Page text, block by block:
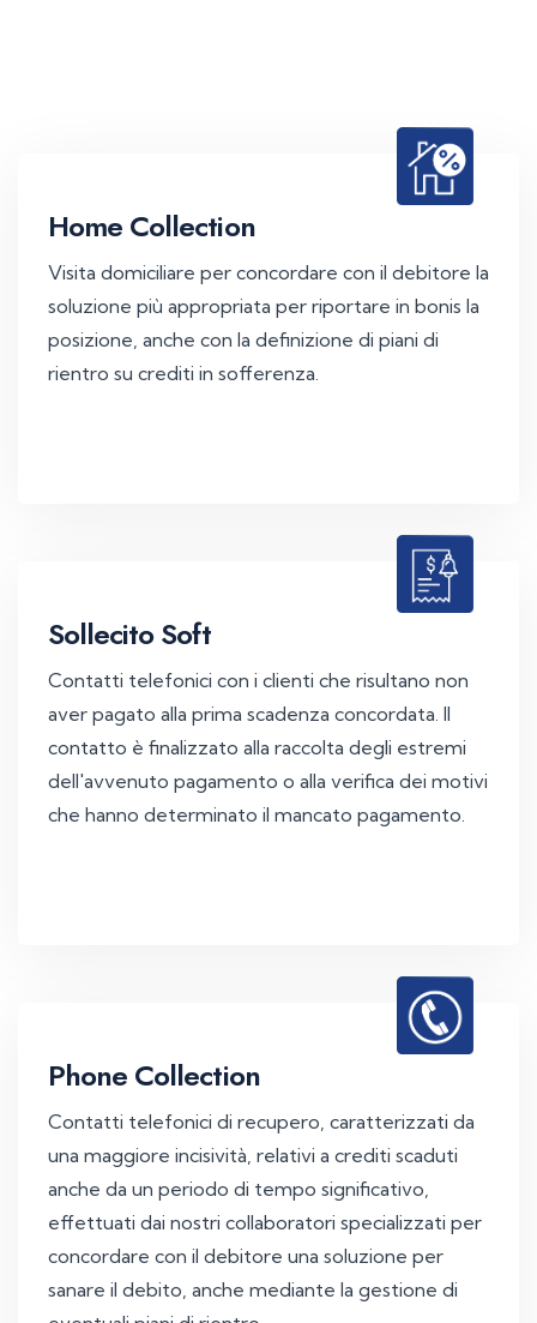
Home Collection
Visita domiciliare per concordare con il debitore la
soluzione più appropriata per riportare in bonis la
posizione, anche con la definizione di piani di
rientro su crediti in sofferenza.
Sollecito Soft
Contatti telefonici con i clienti che risultano non
aver pagato alla prima scadenza concordata. Il
contatto è finalizzato alla raccolta degli estremi
dell'avvenuto pagamento o alla verifica dei motivi
che hanno determinato il mancato pagamento.
Phone Collection
Contatti telefonici di recupero, caratterizzati da
una maggiore incisività, relativi a crediti scaduti
anche da un periodo di tempo significativo,
effettuati dai nostri collaboratori specializzati per
concordare con il debitore una soluzione per
sanare il debito, anche mediante la gestione di